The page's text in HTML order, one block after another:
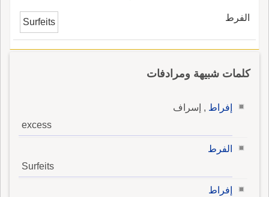
الفرط Surfeits
كلمات شبيهة ومرادفات
إفراط , إسراف
excess
الفرط
Surfeits
إفراط